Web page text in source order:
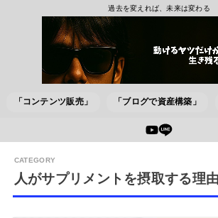
過去を変えれば、未来は変わる
「コンテンツ販売」 「ブログで資産構築」
人がサプリメントを摂取する理由